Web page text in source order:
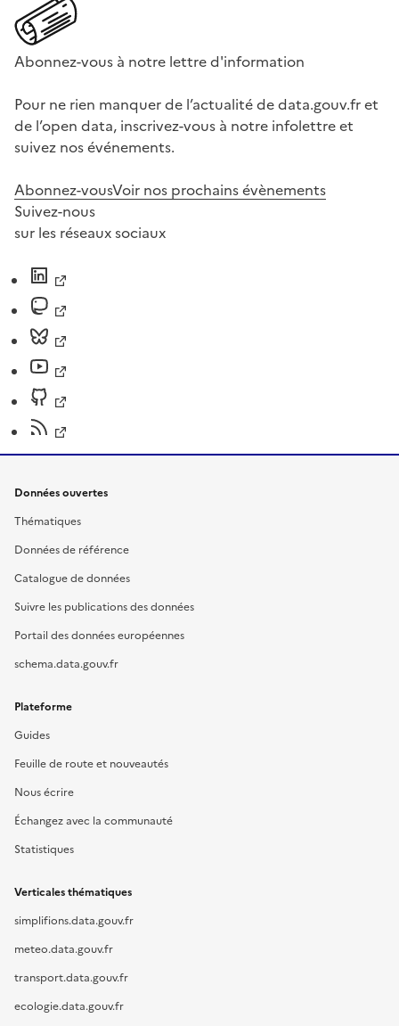
Abonnez-vous à notre lettre d'information
Pour ne rien manquer de l’actualité de data.gouv.fr et
de l’open data, inscrivez-vous à notre infolettre et
suivez nos événements.
Abonnez-vousVoir nos prochains évènements
Suivez-nous
sur les réseaux sociaux
Données ouvertes
Thématiques
Données de référence
Catalogue de données
Suivre les publications des données
Portail des données européennes
schema.data.gouv.fr
Plateforme
Guides
Feuille de route et nouveautés
Nous écrire
Échangez avec la communauté
Statistiques
Verticales thématiques
simplifions.data.gouv.fr
meteo.data.gouv.fr
transport.data.gouv.fr
ecologie.data.gouv.fr